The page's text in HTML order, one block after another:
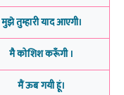
मुझे तुम्हारी याद आएगी।
मै कोशिश करूँगी ।
मैं ऊब गयी हूं।